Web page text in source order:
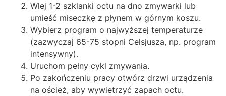
Wlej 1-2 szklanki octu na dno zmywarki lub
umieść miseczkę z płynem w górnym koszu.
Wybierz program o najwyższej temperaturze
(zazwyczaj 65-75 stopni Celsjusza, np. program
intensywny).
Uruchom pełny cykl zmywania.
Po zakończeniu pracy otwórz drzwi urządzenia
na oścież, aby wywietrzyć zapach octu.